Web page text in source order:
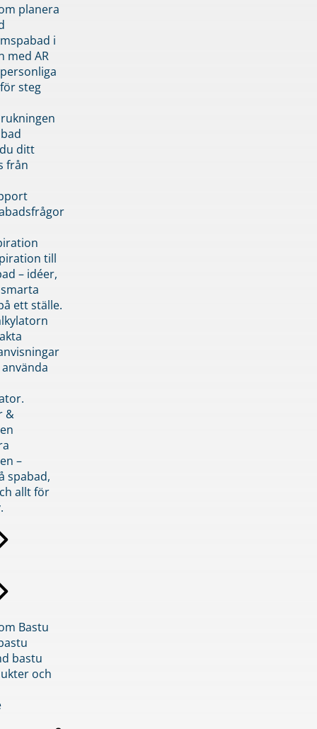
planera
i
med AR
steg
ditt
från
till
– idéer,
ett ställe.
&
–
spabad,
allt för
Bastu
bastu
och